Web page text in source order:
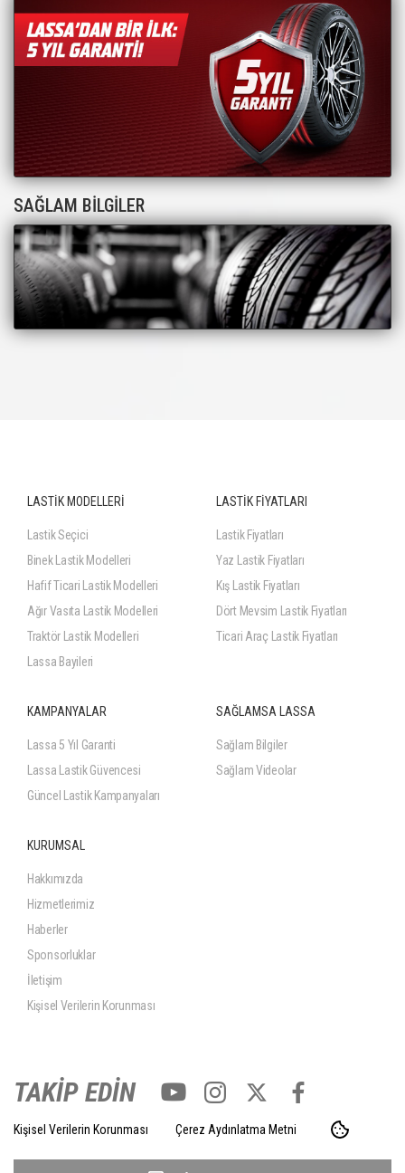
SAĞLAM BİLGİLER
LASTİK MODELLERİ
Lastik Seçici
Binek Lastik Modelleri
Hafif Ticari Lastik Modelleri
Ağır Vasıta Lastik Modelleri
Traktör Lastik Modelleri
Lassa Bayileri
LASTİK FİYATLARI
Lastik Fiyatları
Yaz Lastik Fiyatları
Kış Lastik Fiyatları
Dört Mevsim Lastik Fiyatları
Ticari Araç Lastik Fiyatları
KAMPANYALAR
Lassa 5 Yıl Garanti
Lassa Lastik Güvencesi
Güncel Lastik Kampanyaları
SAĞLAMSA LASSA
Sağlam Bilgiler
Sağlam Videolar
KURUMSAL
Hakkımızda
Hizmetlerimiz
Haberler
Sponsorluklar
İletişim
Kişisel Verilerin Korunması
TAKİP EDİN
Kişisel Verilerin Korunması Çerez Aydınlatma Metni